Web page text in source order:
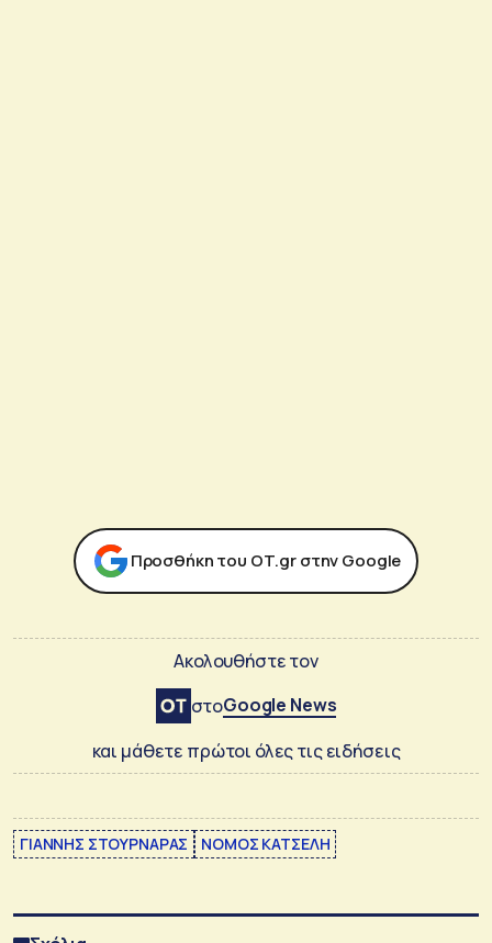
Προσθήκη του ΟΤ.gr στην Google
Ακολουθήστε τον
στοGoogle News
και μάθετε πρώτοι όλες τις ειδήσεις
ΓΙΑΝΝΗΣ ΣΤΟΥΡΝΑΡΑΣ ΝΟΜΟΣ ΚΑΤΣΕΛΗ